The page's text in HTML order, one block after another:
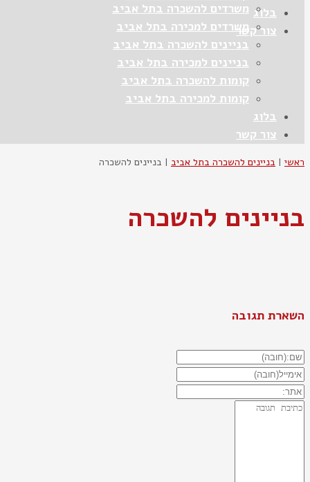
בלוג
צור קשר
משרדים להשכרה בתל אביב
משרדים למכירה בתל אביב
בניינים להשכרה בתל אביב
בניינים למכירה בתל אביב
קומות להשכרה בתל אביב
קומות למכירה בתל אביב
בלוג
צור קשר
ראשי | בניינים להשכרה בתל אביב | בניינים להשכרה
בניינים להשכרה
השארת תגובה